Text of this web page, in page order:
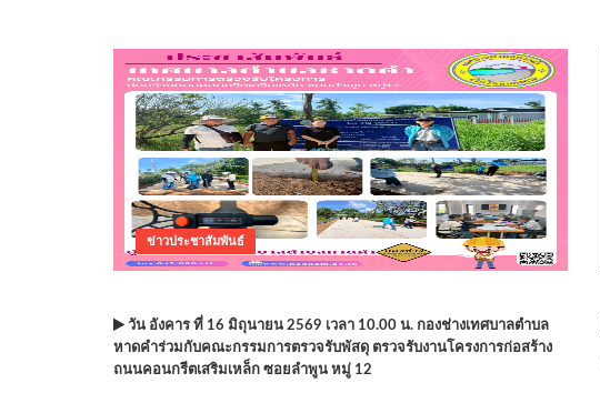
ข่าวประชาสัมพันธ์
วัน อังคาร ที่ 16 มิถุนายน 2569 เวลา 10.00 น. กองช่างเทศบาลตำบล
หาดคำร่วมกับคณะกรรมการตรวจรับพัสดุ ตรวจรับงานโครงการก่อสร้าง
ถนนคอนกรีตเสริมเหล็ก ซอยลำพูน หมู่ 12